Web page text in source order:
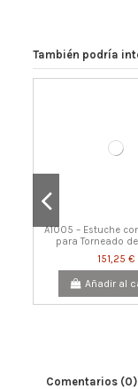
También podría
A1005 – Estuche
para Torneado
151,25 €
Añadir al
Comentarios (0)